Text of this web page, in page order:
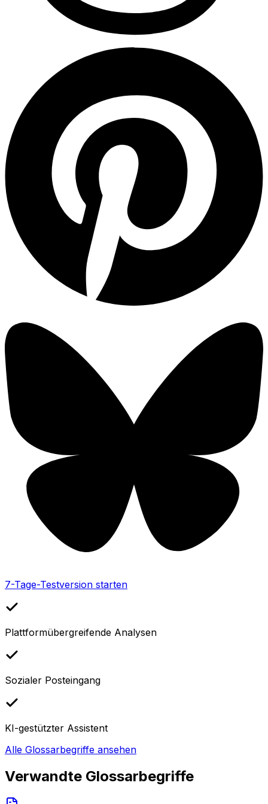
7-Tage-Testversion starten
Plattformübergreifende Analysen
Sozialer Posteingang
KI-gestützter Assistent
Alle Glossarbegriffe ansehen
Verwandte Glossarbegriffe